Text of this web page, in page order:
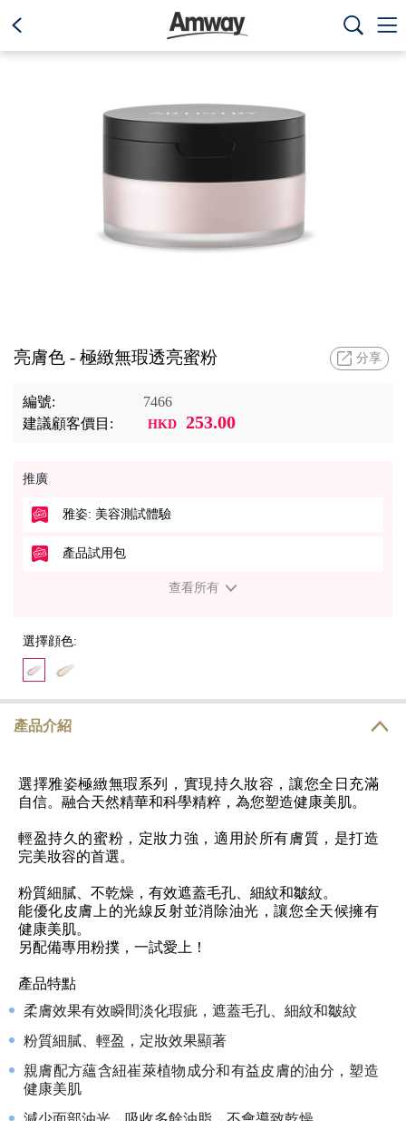
 

亮膚色 - 極緻無瑕透亮蜜粉 分享
編號:
7466
建議顧客價目:
HKD 253.00
推廣
雅姿: 美容測試體驗
產品試用包
查看所有
選擇顔色:
產品介紹
選擇雅姿極緻無瑕系列，實現持久妝容，讓您全日充滿
自信。融合天然精華和科學精粹，為您塑造健康美肌。
輕盈持久的蜜粉，定妝力強，適用於所有膚質，是打造
完美妝容的首選。
粉質細膩、不乾燥，有效遮蓋毛孔、細紋和皺紋。
能優化皮膚上的光線反射並消除油光，讓您全天候擁有
健康美肌。
另配備專用粉撲，一試愛上！
產品特點
柔膚效果有效瞬間淡化瑕疵，遮蓋毛孔、細紋和皺紋
粉質細膩、輕盈，定妝效果顯著
親膚配方蘊含紐崔萊植物成分和有益皮膚的油分，塑造
健康美肌